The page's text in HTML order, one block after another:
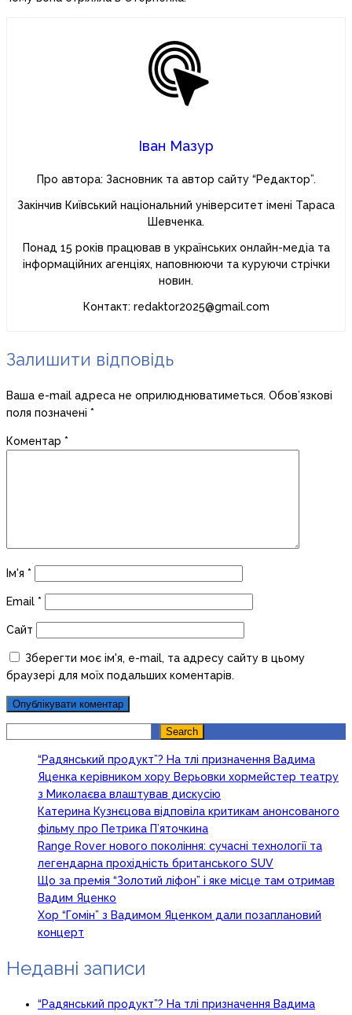
Іван Мазур
Про автора: Засновник та автор сайту “Редактор”.
Закінчив Київський національний університет імені Тараса
Шевченка.
Понад 15 років працював в українських онлайн-медіа та
інформаційних агенціях, наповнюючи та куруючи стрічки
новин.
Контакт: redaktor2025@gmail.com
Залишити відповідь
Ваша e-mail адреса не оприлюднюватиметься. Обов’язкові
поля позначені *
Коментар *
Ім'я *
Email *
Сайт
Зберегти моє ім'я, e-mail, та адресу сайту в цьому
браузері для моїх подальших коментарів.
Search
“Радянський продукт”? На тлі призначення Вадима
Яценка керівником хору Верьовки хормейстер театру
з Миколаєва влаштував дискусію
Катерина Кузнєцова відповіла критикам анонсованого
фільму про Петрика П’яточкина
Range Rover нового покоління: сучасні технології та
легендарна прохідність британського SUV
Що за премія “Золотий ліфон” і яке місце там отримав
Вадим Яценко
Хор “Гомін” з Вадимом Яценком дали позаплановий
концерт
Недавні записи
“Радянський продукт”? На тлі призначення Вадима